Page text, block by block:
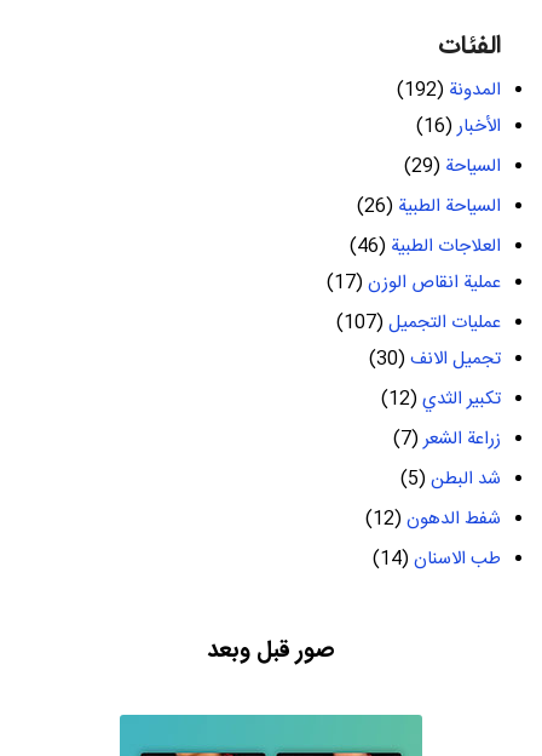
الفئات
المدونة (192)
الأخبار(16)
السياحة (29)
السياحة الطبية (26)
العلاجات الطبية (46)
عملية انقاص الوزن(17)
عمليات التجميل(107)
تجميل الانف(30)
تكبير الثدي(12)
زراعة الشعر(7)
شد البطن(5)
شفط الدهون(12)
طب الاسنان(14)
صور قبل وبعد